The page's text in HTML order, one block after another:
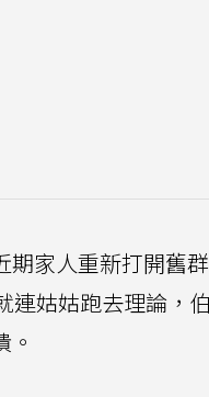
期家人重新打開舊
連姑姑跑去理論，